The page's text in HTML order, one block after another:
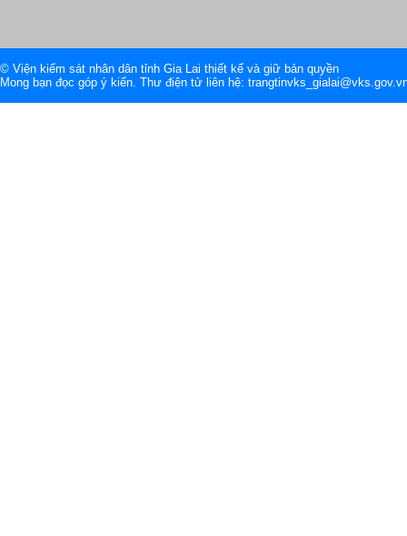
© Viện kiểm sát nhân dân tỉnh Gia Lai thiết kế và giữ bản quyền
Mong bạn đọc góp ý kiến. Thư điện tử liên hệ: